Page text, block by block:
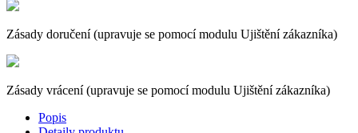
Zásady doručení (upravuje se pomocí modulu Ujištění zákazníka)
Zásady vrácení (upravuje se pomocí modulu Ujištění zákazníka)
Popis